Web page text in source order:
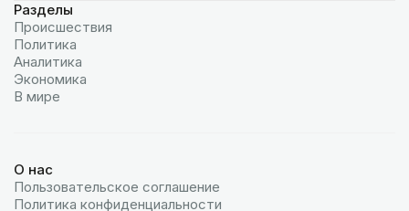
Разделы
Происшествия
Политика
Аналитика
Экономика
В мире
О нас
Пользовательское соглашение
Политика конфиденциальности